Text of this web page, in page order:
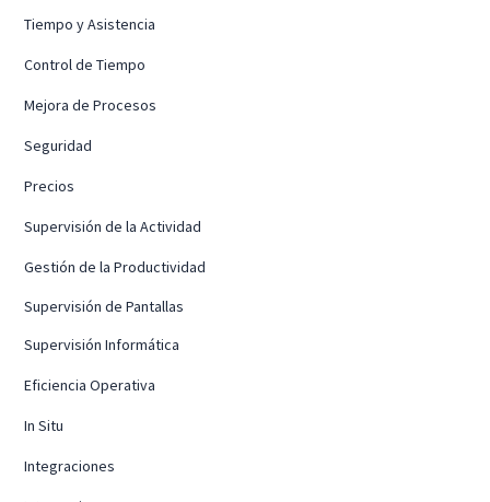
Tiempo y Asistencia
Control de Tiempo
Mejora de Procesos
Seguridad
Precios
Supervisión de la Actividad
Gestión de la Productividad
Supervisión de Pantallas
Supervisión Informática
Eficiencia Operativa
In Situ
Integraciones